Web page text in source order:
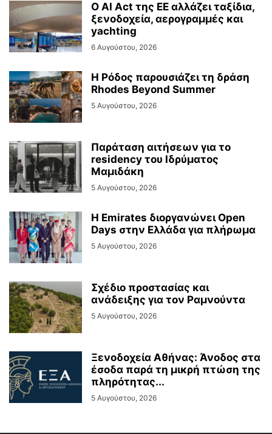
Ο AI Act της ΕΕ αλλάζει ταξίδια,
ξενοδοχεία, αερογραμμές και
yachting
6 Αυγούστου, 2026
Η Ρόδος παρουσιάζει τη δράση
Rhodes Beyond Summer
5 Αυγούστου, 2026
Παράταση αιτήσεων για το
residency του Ιδρύματος
Μαμιδάκη
5 Αυγούστου, 2026
Η Emirates διοργανώνει Open
Days στην Ελλάδα για πλήρωμα
5 Αυγούστου, 2026
Σχέδιο προστασίας και
ανάδειξης για τον Ραμνούντα
5 Αυγούστου, 2026
Ξενοδοχεία Αθήνας: Άνοδος στα
έσοδα παρά τη μικρή πτώση της
πληρότητας...
5 Αυγούστου, 2026